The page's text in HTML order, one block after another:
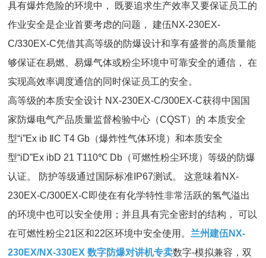
具有爆炸危险的环境中， 既要追求生产效率又要保证员工的
作业安全是企业首要考虑的问题， 建伍NX-230EX-
C/330EX-C凭借其高等级的防爆设计和享有盛誉的高质量能
够保证在易燃、易爆气体或粉尘环境中可靠安全的通信， 在
实现高效率调度通信的同时保证员工的安全。
高等级的本质安全设计 NX-230EX-C/300EX-C获得中国国
家防爆电气产品质量监督检验中心（CQST）的 本质安全
型“i”Ex ib ⅡC T4 Gb（爆炸性气体环境）和本质安全
型“iD”Ex ibD 21 T110℃ Db（可燃性粉尘环境）等级的防爆
认证。 防护等级通过国际标准IP67测试。 这意味着NX-
230EX-C/300EX-C即使在有化学特性非常活跃的氢气溢出
的环境中也可以安全使用；并且具有完全密封的结构， 可以
在可燃性粉尘21区和22区环境中安全使用。 兰州建伍NX-
230EX/NX-330EX 数字防爆对讲机专卖数字-模拟兼容，双